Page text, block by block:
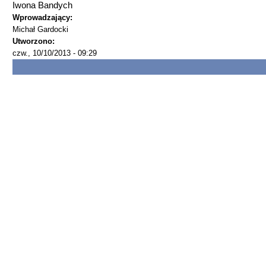
Iwona Bandych
Wprowadzający:
Michał Gardocki
Utworzono:
czw., 10/10/2013 - 09:29